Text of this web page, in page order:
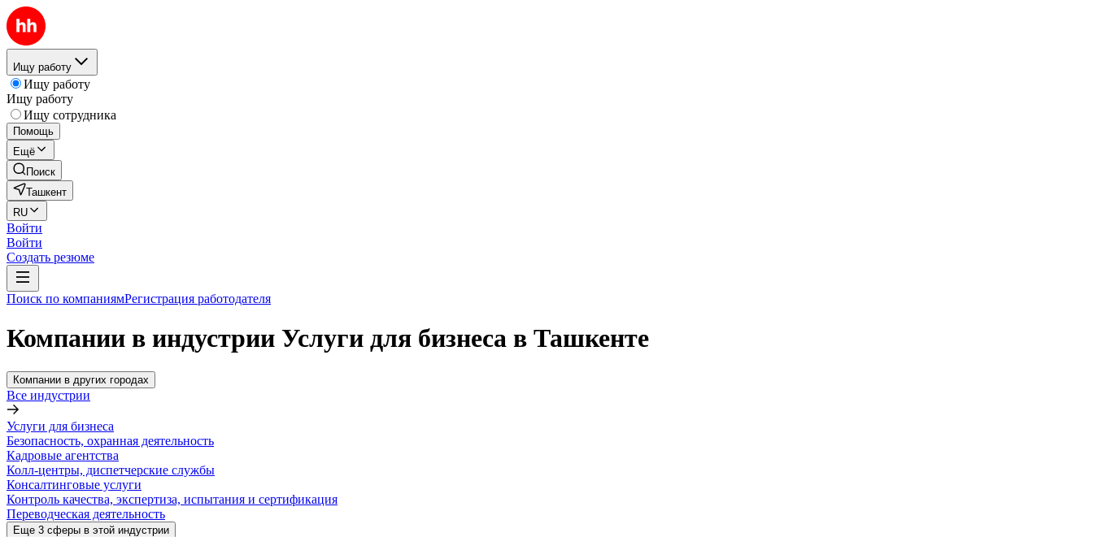
Ищу работу
Ищу работу
Ищу работу
Ищу сотрудника
Помощь
Ещё
Поиск
Ташкент
RU
Войти
Войти
Создать резюме
Поиск по компаниямРегистрация работодателя
Компании в индустрии Услуги для бизнеса в Ташкенте
Компании в других городах
Все индустрии
Услуги для бизнеса
Безопасность, охранная деятельность
Кадровые агентства
Колл-центры, диспетчерские службы
Консалтинговые услуги
Контроль качества, экспертиза, испытания и сертификация
Переводческая деятельность
Еще 3 сферы в этой индустрии